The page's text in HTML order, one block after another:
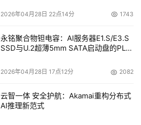
2026年04月28日 22点14分 1743
永铭聚合物钽电容：AI服务器E1.S/E3.S
SSD与U.2超薄5mm SATA启动盘的PLP
2026年04月28日 17点12分 2082
云智一体 安全护航：Akamai重构分布式
AI推理新范式